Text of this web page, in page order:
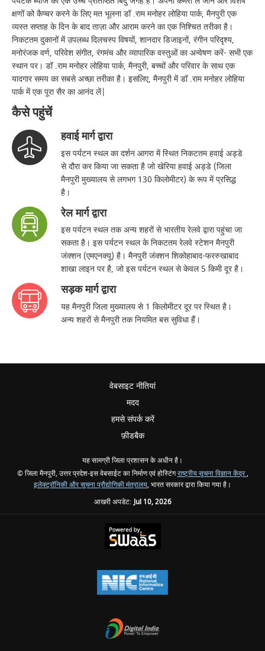
क्षणों को कैप्चर करने के लिए मत भूलना डॉ .राम मनोहर लोहिया पार्क, मैनपुरी एक
व्यस्त सप्ताह के दिन के बाद ताज़ा और आराम करने का एक निश्चित तरीका है।
निकटतम दुकानों में उपलब्ध दिलचस्प विषयों, शानदार डिजाइनों, रंगीन परिदृश्य,
मनोरंजक वर्ण, परिवेश संगीत, रंगमंच और व्यापारिक वस्तुओं का अन्वेषण करें- सभी एक
स्थान पर। डॉ .राम मनोहर लोहिया पार्क, मैनपुरी, बच्चों और परिवार के साथ एक
यादगार समय का सबसे अच्छा तरीका है। इसलिए, मैनपुरी में डॉ .राम मनोहर लोहिया
पार्क में एक पूरा सैर का आनंद लें|
कैसे पहुंचें
हवाई मार्ग द्वारा
इस पर्यटन स्थल का दर्शन आगरा में स्थित निकटतम हवाई अड्डे
से दौरा कर किया जा सकता है जो खेरिया हवाई अड्डे (जिला
मैनपुरी मुख्यालय से लगभग 130 किलोमीटर) के रूप में प्रसिद्ध
है।
रेल मार्ग द्वारा
इस पर्यटन स्थल तक अन्य शहरों से भारतीय रेलवे द्वारा पहुंचा जा
सकता है। इस पर्यटन स्थल के निकटतम रेलवे स्टेशन मैनपुरी
जंक्शन (एमएनक्यू) है। मैनपुरी जंक्शन शिकोहाबाद-फररुखाबाद
शाखा लाइन पर है, जो इस पर्यटन स्थल से केवल 5 किमी दूर है।
सड़क मार्ग द्वारा
यह मैनपुरी जिला मुख्यालय से 1 किलोमीटर दूर पर स्थित है।
अन्य शहरों से मैनपुरी तक नियमित बस सुविधा हैं।
वेबसाइट नीतियां
मदद
हमसे संपर्क करें
फ़ीडबैक
यह सामग्री जिला प्रशासन के अधीन है।
© जिला मैनपुरी, उत्तर प्रदेश-इस वेबसाईट का निर्माण एवं होस्टिंगराष्ट्रीय सूचना विज्ञान केंद्र,
इलेक्ट्रॉनिकी और सूचना प्रौद्योगिकी मंत्रालय, भारत सरकार द्वारा किया गया है।
आखरी अपडेट:Jul 10, 2026